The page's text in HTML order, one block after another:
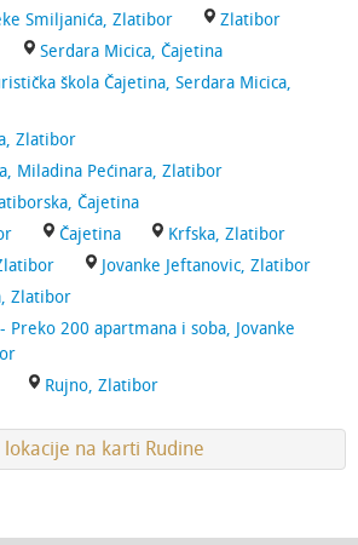
Smiljanića, Zlatibor
Zlatibor
Serdara Micica, Čajetina
škola Čajetina, Serdara Micica,
Zlatibor
Miladina Pećinara, Zlatibor
Čajetina
Čajetina
Krfska, Zlatibor
Jovanke Jeftanovic, Zlatibor
Zlatibor
200 apartmana i soba, Jovanke
Rujno, Zlatibor
na karti Rudine